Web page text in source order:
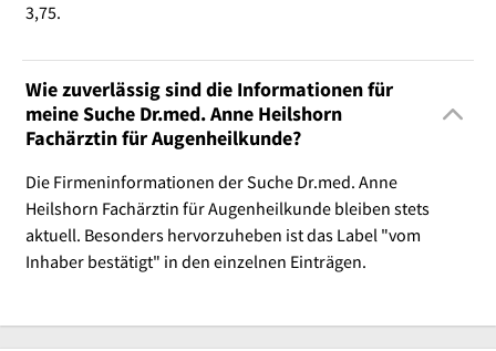
3,75.
Wie zuverlässig sind die Informationen für
meine Suche Dr.med. Anne Heilshorn
Fachärztin für Augenheilkunde?
Die Firmeninformationen der Suche Dr.med. Anne
Heilshorn Fachärztin für Augenheilkunde bleiben stets
aktuell. Besonders hervorzuheben ist das Label "vom
Inhaber bestätigt" in den einzelnen Einträgen.